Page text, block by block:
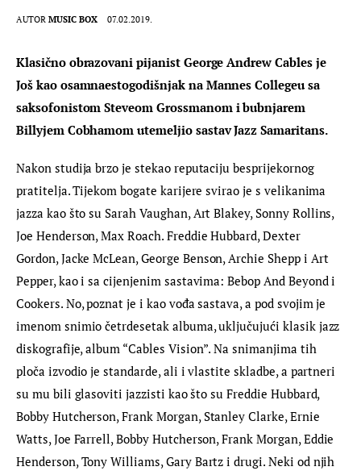
AUTOR MUSIC BOX 07.02.2019.
Klasično obrazovani pijanist George Andrew Cables je
Još kao osamnaestogodišnjak na Mannes Collegeu sa
saksofonistom Steveom Grossmanom i bubnjarem
Billyjem Cobhamom utemeljio sastav Jazz Samaritans.
Nakon studija brzo je stekao reputaciju besprijekornog
pratitelja. Tijekom bogate karijere svirao je s velikanima
jazza kao što su Sarah Vaughan, Art Blakey, Sonny Rollins,
Joe Henderson, Max Roach. Freddie Hubbard, Dexter
Gordon, Jacke McLean, George Benson, Archie Shepp i Art
Pepper, kao i sa cijenjenim sastavima: Bebop And Beyond i
Cookers. No, poznat je i kao vođa sastava, a pod svojim je
imenom snimio četrdesetak albuma, uključujući klasik jazz
diskografije, album “Cables Vision”. Na snimanjima tih
ploča izvodio je standarde, ali i vlastite skladbe, a partneri
su mu bili glasoviti jazzisti kao što su Freddie Hubbard,
Bobby Hutcherson, Frank Morgan, Stanley Clarke, Ernie
Watts, Joe Farrell, Bobby Hutcherson, Frank Morgan, Eddie
Henderson, Tony Williams, Gary Bartz i drugi. Neki od njih